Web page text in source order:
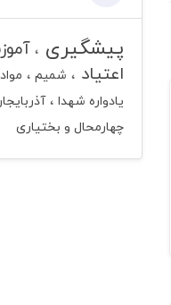
پیشگیری
اعتیاد
شمیم
یادواره شهدا
چهارمحال و بختیاری